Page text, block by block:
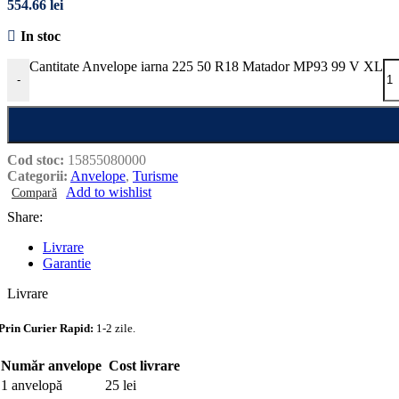
554.66 lei
In stoc
-
Cantitate Anvelope iarna 225 50 R18 Matador MP93 99 V XL
Cod stoc: 15855080000
Categorii: Anvelope, Turisme
Compară
Add to wishlist
Share:
Livrare
Garantie
Livrare
Curier Rapid: 1-2 zile.
Număr anvelope Cost livrare
1 anvelopă
25 lei